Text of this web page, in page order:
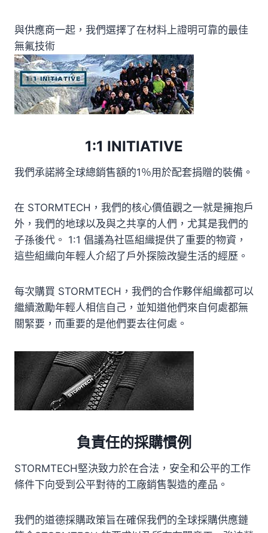
與供應商一起，我們選擇了在材料上證明可靠的最佳
無氟技術
1:1 INITIATIVE
我們承諾將全球總銷售額的1％用於配套捐贈的裝備。
在 STORMTECH，我們的核心價值觀之一就是擁抱戶
外，我們的地球以及與之共享的人們，尤其是我們的
子孫後代。 1:1 倡議為社區組織提供了重要的物資，
這些組織向年輕人介紹了戶外探險改變生活的經歷。
每次購買 STORMTECH，我們的合作夥伴組織都可以
繼續激勵年輕人相信自己，並知道他們來自何處都無
關緊要，而重要的是他們要去往何處。
負責任的採購慣例
STORMTECH堅決致力於在合法，安全和公平的工作
條件下向受到公平對待的工廠銷售製造的產品。
我們的道德採購政策旨在確保我們的全球採購供應鏈